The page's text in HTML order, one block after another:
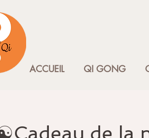
ACCUEIL QI GONG
de la